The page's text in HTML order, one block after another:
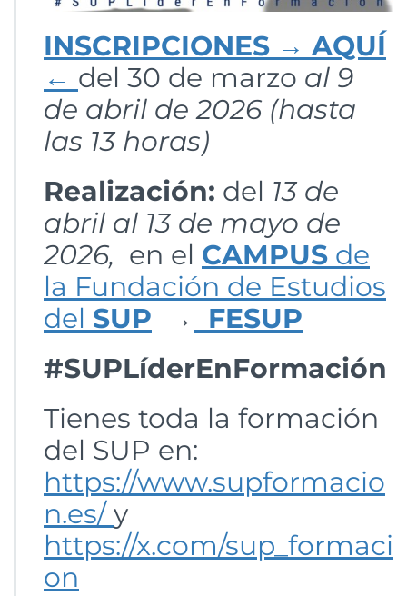
INSCRIPCIONES → AQUÍ
← del 30 de marzo al 9
de abril de 2026 (hasta
las 13 horas)
Realización: del 13 de
abril al 13 de mayo de
2026, en el CAMPUS de
la Fundación de Estudios
del SUP →
FESUP
#SUPLíderEnFormación
Tienes toda la formación
del SUP en:
https://www.supformacio
n.es/y
https://x.com/sup_formaci
on